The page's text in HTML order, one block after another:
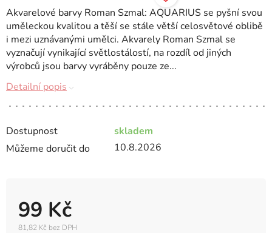
Dostupnost
skladem
Můžeme doručit do
10.8.2026
99 Kč
81,82 Kč bez DPH
Akvarelové barvy Roman Szmal: AQUARIUS se pyšní svou
uměleckou kvalitou a těší se stále větší celosvětové oblibě
i mezi uznávanými umělci. Akvarely Roman Szmal se
vyznačují vynikající světlostálostí, na rozdíl od jiných
výrobců jsou barvy vyráběny pouze ze...
Detailní popis